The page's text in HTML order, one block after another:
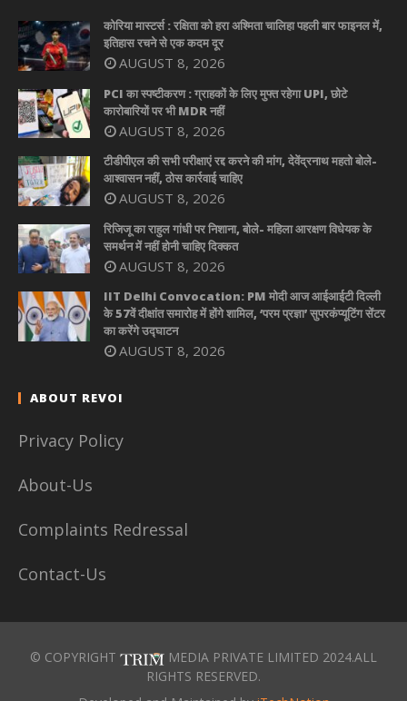
कोरिया मास्टर्स : रक्षिता को हरा अश्मिता चालिहा पहली बार फाइनल में,
इतिहास रचने से एक कदम दूर
AUGUST 8, 2026
PCI का स्पष्टीकरण : ग्राहकों के लिए मुफ्त रहेगा UPI, छोटे
कारोबारियों पर भी MDR नहीं
AUGUST 8, 2026
टीडीपीएल की सभी परीक्षाएं रद्द करने की मांग, देवेंद्रनाथ महतो बोले-
आश्वासन नहीं, ठोस कार्रवाई चाहिए
AUGUST 8, 2026
रिजिजू का राहुल गांधी पर निशाना, बोले- महिला आरक्षण विधेयक के
समर्थन में नहीं होनी चाहिए दिक्कत
AUGUST 8, 2026
IIT Delhi Convocation: PM मोदी आज आईआईटी दिल्ली
के 57वें दीक्षांत समारोह में होंगे शामिल, ‘परम प्रज्ञा’ सुपरकंप्यूटिंग सेंटर
का करेंगे उद्घाटन
AUGUST 8, 2026
ABOUT REVOI
Privacy Policy
About-Us
Complaints Redressal
Contact-Us
© COPYRIGHT
MEDIA PRIVATE LIMITED 2024.ALL
RIGHTS RESERVED.